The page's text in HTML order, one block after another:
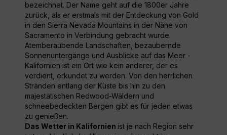
bezeichnet. Der Name geht auf die 1800er Jahre
zurück, als er erstmals mit der Entdeckung von Gold
in den Sierra Nevada Mountains in der Nähe von
Sacramento in Verbindung gebracht wurde.
Atemberaubende Landschaften, bezaubernde
Sonnenuntergänge und Ausblicke auf das Meer -
Kalifornien ist ein Ort wie kein anderer, der es
verdient, erkundet zu werden. Von den herrlichen
Stränden entlang der Küste bis hin zu den
majestätischen Redwood-Wäldern und
schneebedeckten Bergen gibt es für jeden etwas
zu genießen.
Das Wetter in Kalifornien ist je nach Region sehr